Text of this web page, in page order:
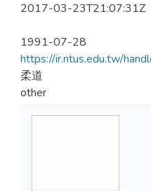
2017-03-23T21:07:31Z
1991-07-28
https://ir.ntus.edu.tw/
柔道
other